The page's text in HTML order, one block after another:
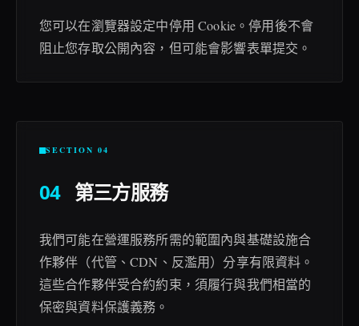
您可以在瀏覽器設定中停用 Cookie。停用後不會
阻止您存取公開內容，但可能會影響表單提交。
SECTION 04
04 第三方服務
我們可能在營運服務所需的範圍內與基礎設施合
作夥伴（代管、CDN、反濫用）分享有限資料。
這些合作夥伴受合約約束，須履行與我們相當的
保密與資料保護義務。